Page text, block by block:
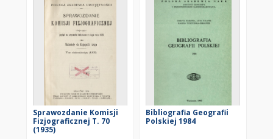
Sprawozdanie Komisji
Fizjograficznej T. 70
(1935)
Bibliografia Geografii
Polskiej 1984